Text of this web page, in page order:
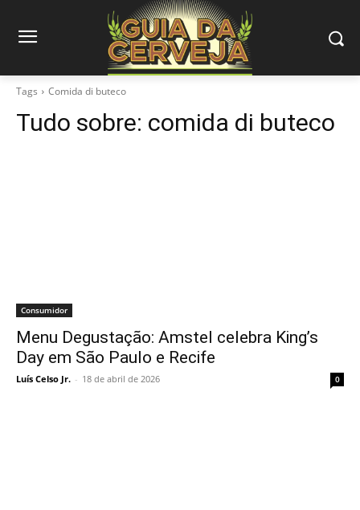
Tags Comida di buteco
Tudo sobre: comida di buteco
Consumidor
Menu Degustação: Amstel celebra King’s
Day em São Paulo e Recife
Luís Celso Jr. - 18 de abril de 2026 0